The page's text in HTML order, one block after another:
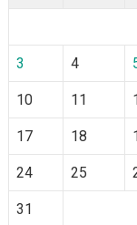
3 4
10 11
17 18
24 25
31